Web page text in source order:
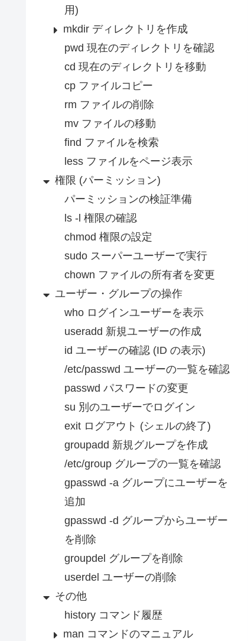
用)
mkdir ディレクトリを作成
pwd 現在のディレクトリを確認
cd 現在のディレクトリを移動
cp ファイルコピー
rm ファイルの削除
mv ファイルの移動
find ファイルを検索
less ファイルをページ表示
権限 (パーミッション)
パーミッションの検証準備
ls -l 権限の確認
chmod 権限の設定
sudo スーパーユーザーで実行
chown ファイルの所有者を変更
ユーザー・グループの操作
who ログインユーザーを表示
useradd 新規ユーザーの作成
id ユーザーの確認 (ID の表示)
/etc/passwd ユーザーの一覧を確認
passwd パスワードの変更
su 別のユーザーでログイン
exit ログアウト (シェルの終了)
groupadd 新規グループを作成
/etc/group グループの一覧を確認
gpasswd -a グループにユーザーを
追加
gpasswd -d グループからユーザー
を削除
groupdel グループを削除
userdel ユーザーの削除
その他
history コマンド履歴
man コマンドのマニュアル